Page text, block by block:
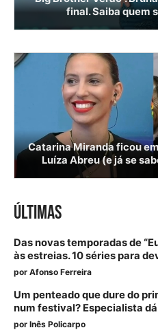
final. Saiba quem
Catarina Miranda ficou
Luíza Abreu (e já se
ÚLTIMAS
Das novas temporadas de
às estreias. 10 séries para
por Afonso Ferreira
Um penteado que dure do
num festival? Especialista
por Inês Policarpo